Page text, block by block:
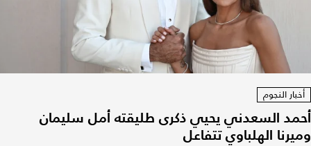
أخبار النجوم
أحمد السعدني يحيي ذكرى طليقته أمل سليمان
وميرنا الهلباوي تتفاعل